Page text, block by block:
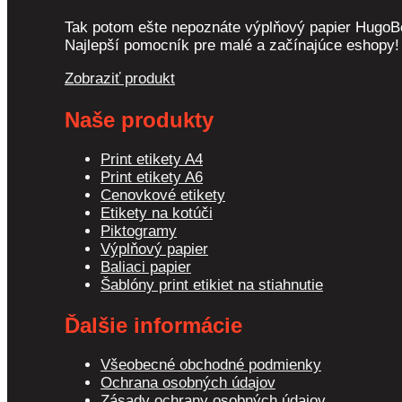
Tak potom ešte nepoznáte výplňový papier
Najlepší pomocník pre malé a začínajúce eshopy!
Zobraziť produkt
Naše produkty
Print etikety A4
Print etikety A6
Cenovkové etikety
Etikety na kotúči
Piktogramy
Výplňový papier
Baliaci papier
Šablóny print etikiet na stiahnutie
Ďalšie informácie
Všeobecné obchodné podmienky
Ochrana osobných údajov